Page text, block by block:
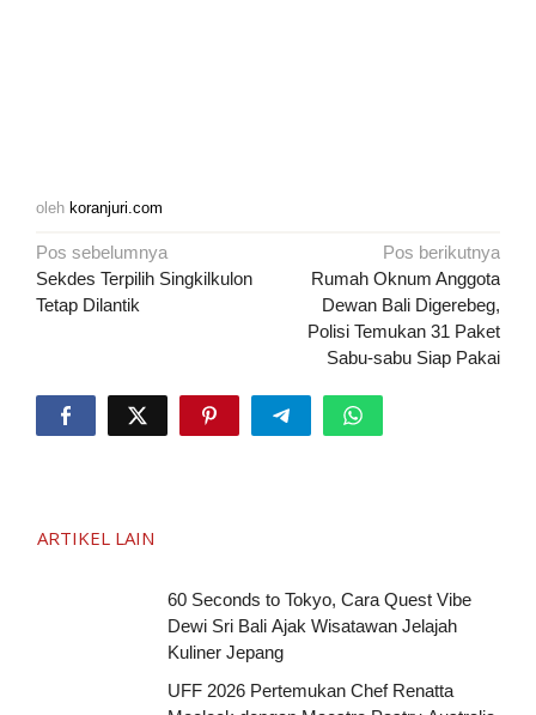
oleh koranjuri.com
Navigasi
pos
Pos sebelumnya
Sekdes Terpilih Singkilkulon
Tetap Dilantik
Pos berikutnya
Rumah Oknum Anggota
Dewan Bali Digerebeg,
Polisi Temukan 31 Paket
Sabu-sabu Siap Pakai
ARTIKEL LAIN
60 Seconds to Tokyo, Cara Quest Vibe
Dewi Sri Bali Ajak Wisatawan Jelajah
Kuliner Jepang
UFF 2026 Pertemukan Chef Renatta